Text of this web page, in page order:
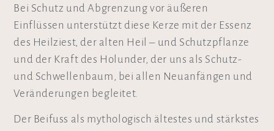
Bei Schutz und Abgrenzung vor äußeren
Einflüssen unterstützt diese Kerze mit der Essenz
des Heilziest, der alten Heil – und Schutzpflanze
und der Kraft des Holunder, der uns als Schutz-
und Schwellenbaum, bei allen Neuanfängen und
Veränderungen begleitet.
Der Beifuss als mythologisch ältestes und stärkstes